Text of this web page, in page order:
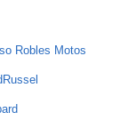
Robles Motos